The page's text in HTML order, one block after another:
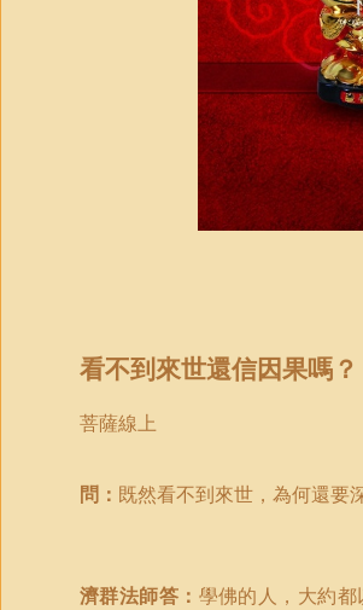
看不到來世還信因果嗎？
菩薩線上
問： 既然看不到來世，為何還要
濟群法師答： 學佛的人，大約